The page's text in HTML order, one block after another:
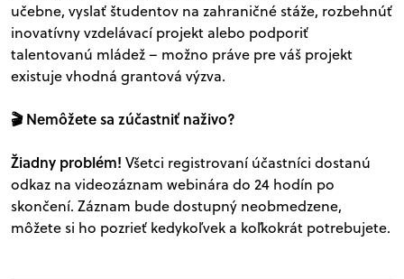
učebne, vyslať študentov na zahraničné stáže, rozbehnúť
inovatívny vzdelávací projekt alebo podporiť
talentovanú mládež – možno práve pre váš projekt
existuje vhodná grantová výzva.
🎬 Nemôžete sa zúčastniť naživo?
Žiadny problém! Všetci registrovaní účastníci dostanú
odkaz na videozáznam webinára do 24 hodín po
skončení. Záznam bude dostupný neobmedzene,
môžete si ho pozrieť kedykoľvek a koľkokrát potrebujete.